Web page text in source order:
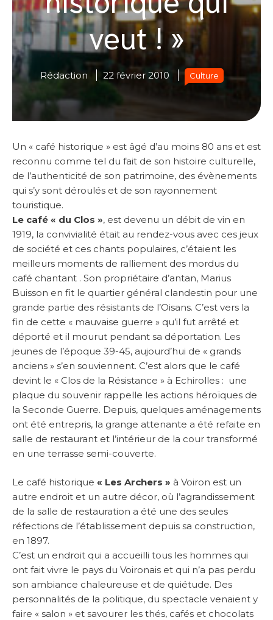
veut ! »
Rédaction 22 février 2010 Culture
Un « café historique » est âgé d’au moins 80 ans et est
reconnu comme tel du fait de son histoire culturelle,
de l’authenticité de son patrimoine, des évènements
qui s’y sont déroulés et de son rayonnement
touristique.
Le café « du Clos », est devenu un débit de vin en
1919, la convivialité était au rendez-vous avec ces jeux
de société et ces chants populaires, c’étaient les
meilleurs moments de ralliement des mordus du
café chantant . Son propriétaire d’antan, Marius
Buisson en fit le quartier général clandestin pour une
grande partie des résistants de l’Oisans. C’est vers la
fin de cette « mauvaise guerre » qu’il fut arrêté et
déporté et il mourut pendant sa déportation. Les
jeunes de l’époque 39-45, aujourd’hui de « grands
anciens » s’en souviennent. C’est alors que le café
devint le « Clos de la Résistance » à Echirolles : une
plaque du souvenir rappelle les actions héroïques de
la Seconde Guerre. Depuis, quelques aménagements
ont été entrepris, la grange attenante a été refaite en
salle de restaurant et l’intérieur de la cour transformé
en une terrasse semi-couverte.
Le café historique « Les Archers » à Voiron est un
autre endroit et un autre décor, où l’agrandissement
de la salle de restauration a été une des seules
réfections de l’établissement depuis sa construction,
en 1897.
C’est un endroit qui a accueilli tous les hommes qui
ont fait vivre le pays du Voironais et qui n’a pas perdu
son ambiance chaleureuse et de quiétude. Des
personnalités de la politique, du spectacle venaient y
faire « salon » et savourer les thés, cafés et chocolats